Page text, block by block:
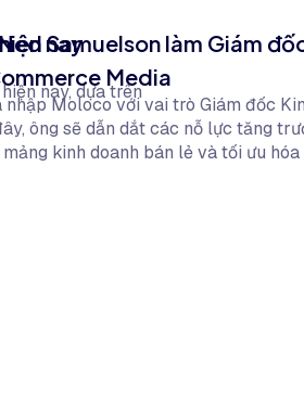
nay
nay, dựa trên
Samuelson làm Giám
Media
Moloco với vai trò Giám đốc
ông sẽ dẫn dắt các nỗ lực tăng
kinh doanh bán lẻ và tối ưu